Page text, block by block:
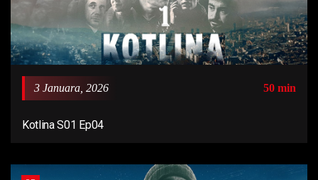
3 Januara, 2026 50 min
Kotlina S01 Ep04